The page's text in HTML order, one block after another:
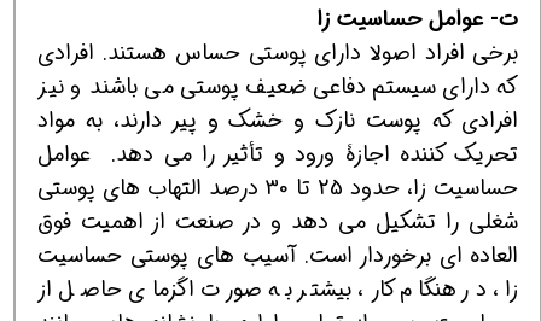
ت- عوامل حساسیت زا
برخی افراد اصولا دارای پوستی حساس هستند. افرادی
که دارای سیستم دفاعی ضعیف پوستی می باشند و نیز
افرادی که پوست نازک و خشک و پیر دارند، به مواد
تحریک کننده اجازۀ ورود و تأثیر را می دهد. عوامل
حساسیت زا، حدود 25 تا 30 درصد التهاب های پوستی
شغلی را تشکیل می دهد و در صنعت از اهمیت فوق
العاده ای برخوردار است. آسیب های پوستی حساسیت
زا، در هنگام کار، بیشتر به صورت اگزمای حاصل از